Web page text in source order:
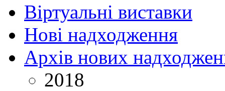
Віртуальні виставки
Нові надходження
Архів нових
2018